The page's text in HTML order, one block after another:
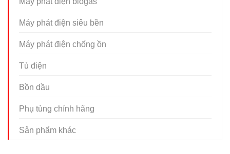
Máy phát điện siêu bền
Máy phát điện chống ồn
Tủ điện
Bồn dầu
Phụ tùng chính hãng
Sản phẩm khác